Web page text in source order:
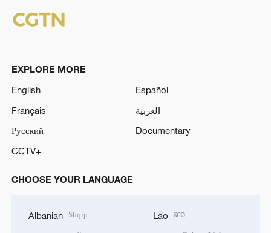
EXPLORE MORE
English
Español
Français
العربية
Русский
Documentary
CCTV+
CHOOSE YOUR LANGUAGE
Albanian Shqip Lao ລາວ